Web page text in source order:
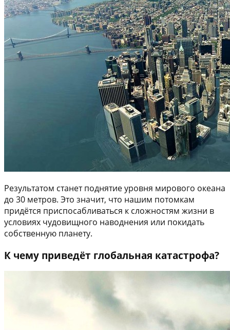
Результатом станет поднятие уровня мирового океана
до 30 метров. Это значит, что нашим потомкам
придётся приспосабливаться к сложностям жизни в
условиях чудовищного наводнения или покидать
собственную планету.
К чему приведёт глобальная катастрофа?